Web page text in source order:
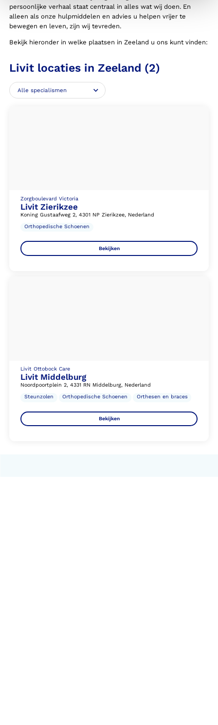
persoonlijke verhaal staat centraal in alles wat wij doen. En
alleen als onze hulpmiddelen en advies u helpen vrijer te
bewegen en leven, zijn wij tevreden.
Bekijk hieronder in welke plaatsen in Zeeland u ons kunt vinden:
Livit locaties in Zeeland (2)
Zorgboulevard Victoria
Livit Zierikzee
Koning Gustaafweg 2, 4301 NP Zierikzee, Nederland
Orthopedische Schoenen
Bekijken
Livit Ottobock Care
Livit Middelburg
Noordpoortplein 2, 4331 RN Middelburg, Nederland
Steunzolen
Orthopedische Schoenen Orthesen en braces
Bekijken